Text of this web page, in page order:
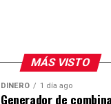
MÁS VISTO
DINERO 1 día ago
Generador de